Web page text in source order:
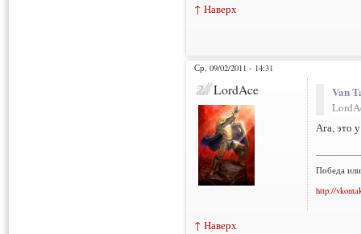
↑ Наверх
Ср, 09/02/2011 - 14:31
LordAce Van
Ага, это
Победа
http://
↑ Наверх